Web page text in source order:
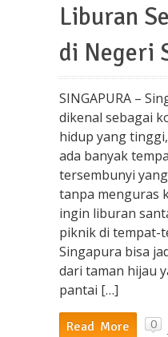
Liburan
di Negeri
SINGAPURA –
dikenal sebagai
hidup yang
ada banyak
tersembunyi
tanpa menguras
ingin liburan
piknik di tempat-
Singapura bisa
dari taman hijau
pantai […]
Read More 0